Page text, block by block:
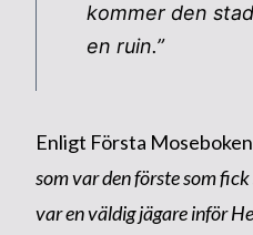
kommer den
en ruin.”
Enligt Första
som var den förste som
var en väldig jägare inför